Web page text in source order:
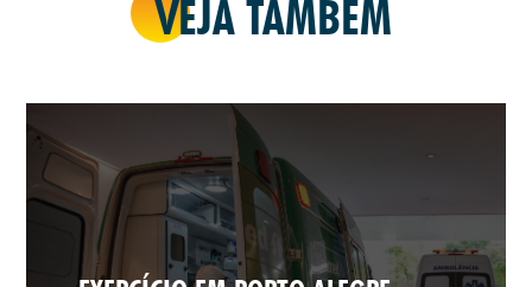
VEJA TAMBÉM